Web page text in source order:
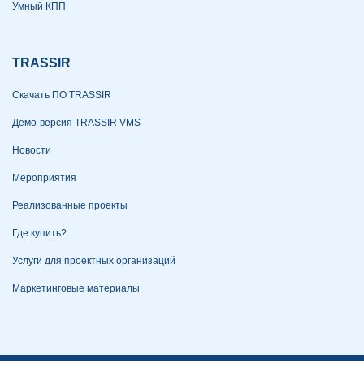
Умный КПП
TRASSIR
Скачать ПО TRASSIR
Демо-версия TRASSIR VMS
Новости
Мероприятия
Реализованные проекты
Где купить?
Услуги для проектных организаций
Маркетинговые материалы